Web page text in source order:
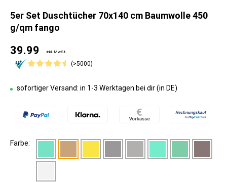
5er Set Duschtücher 70x140 cm Baumwolle 450
g/qm fango
39.99 inkl. MwSt.
(>5000)
sofortiger Versand: in 1-3 Werktagen bei dir (in DE)
Farbe: